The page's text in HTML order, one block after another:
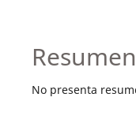
Resumen
No presenta